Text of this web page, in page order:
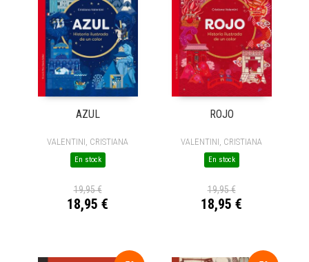
AZUL
VALENTINI, CRISTIANA
En stock
19,95 €
18,95 €
ROJO
VALENTINI, CRISTIANA
En stock
19,95 €
18,95 €